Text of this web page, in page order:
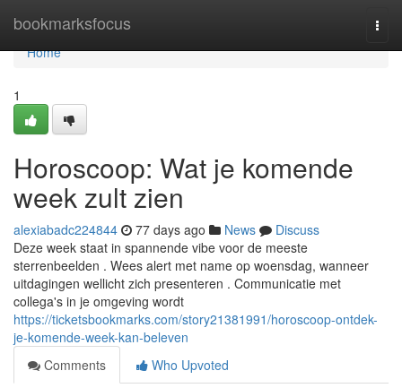
bookmarksfocus
Home
Home
1
Horoscoop: Wat je komende
week zult zien
alexiabadc224844 77 days ago News
Discuss
Deze week staat in spannende vibe voor de meeste
sterrenbeelden . Wees alert met name op woensdag, wanneer
uitdagingen wellicht zich presenteren . Communicatie met
collega's in je omgeving wordt
https://ticketsbookmarks.com/story21381991/horoscoop-ontdek-
je-komende-week-kan-beleven
Comments
Who Upvoted